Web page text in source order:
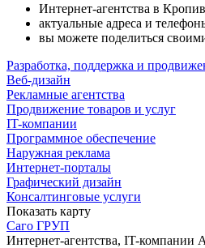
Интернет-агентства в
актуальные адреса и
вы можете поделиться
Разработка, поддержка и
Веб-дизайн
Рекламные агентства
Продвижение товаров и услуг
IT-компании
Программное обеспечение
Наружная реклама
Интернет-порталы
Графический дизайн
Консалтинговые услуги
Показать карту
Саго ГРУП
Интернет-агентства, IT-компании